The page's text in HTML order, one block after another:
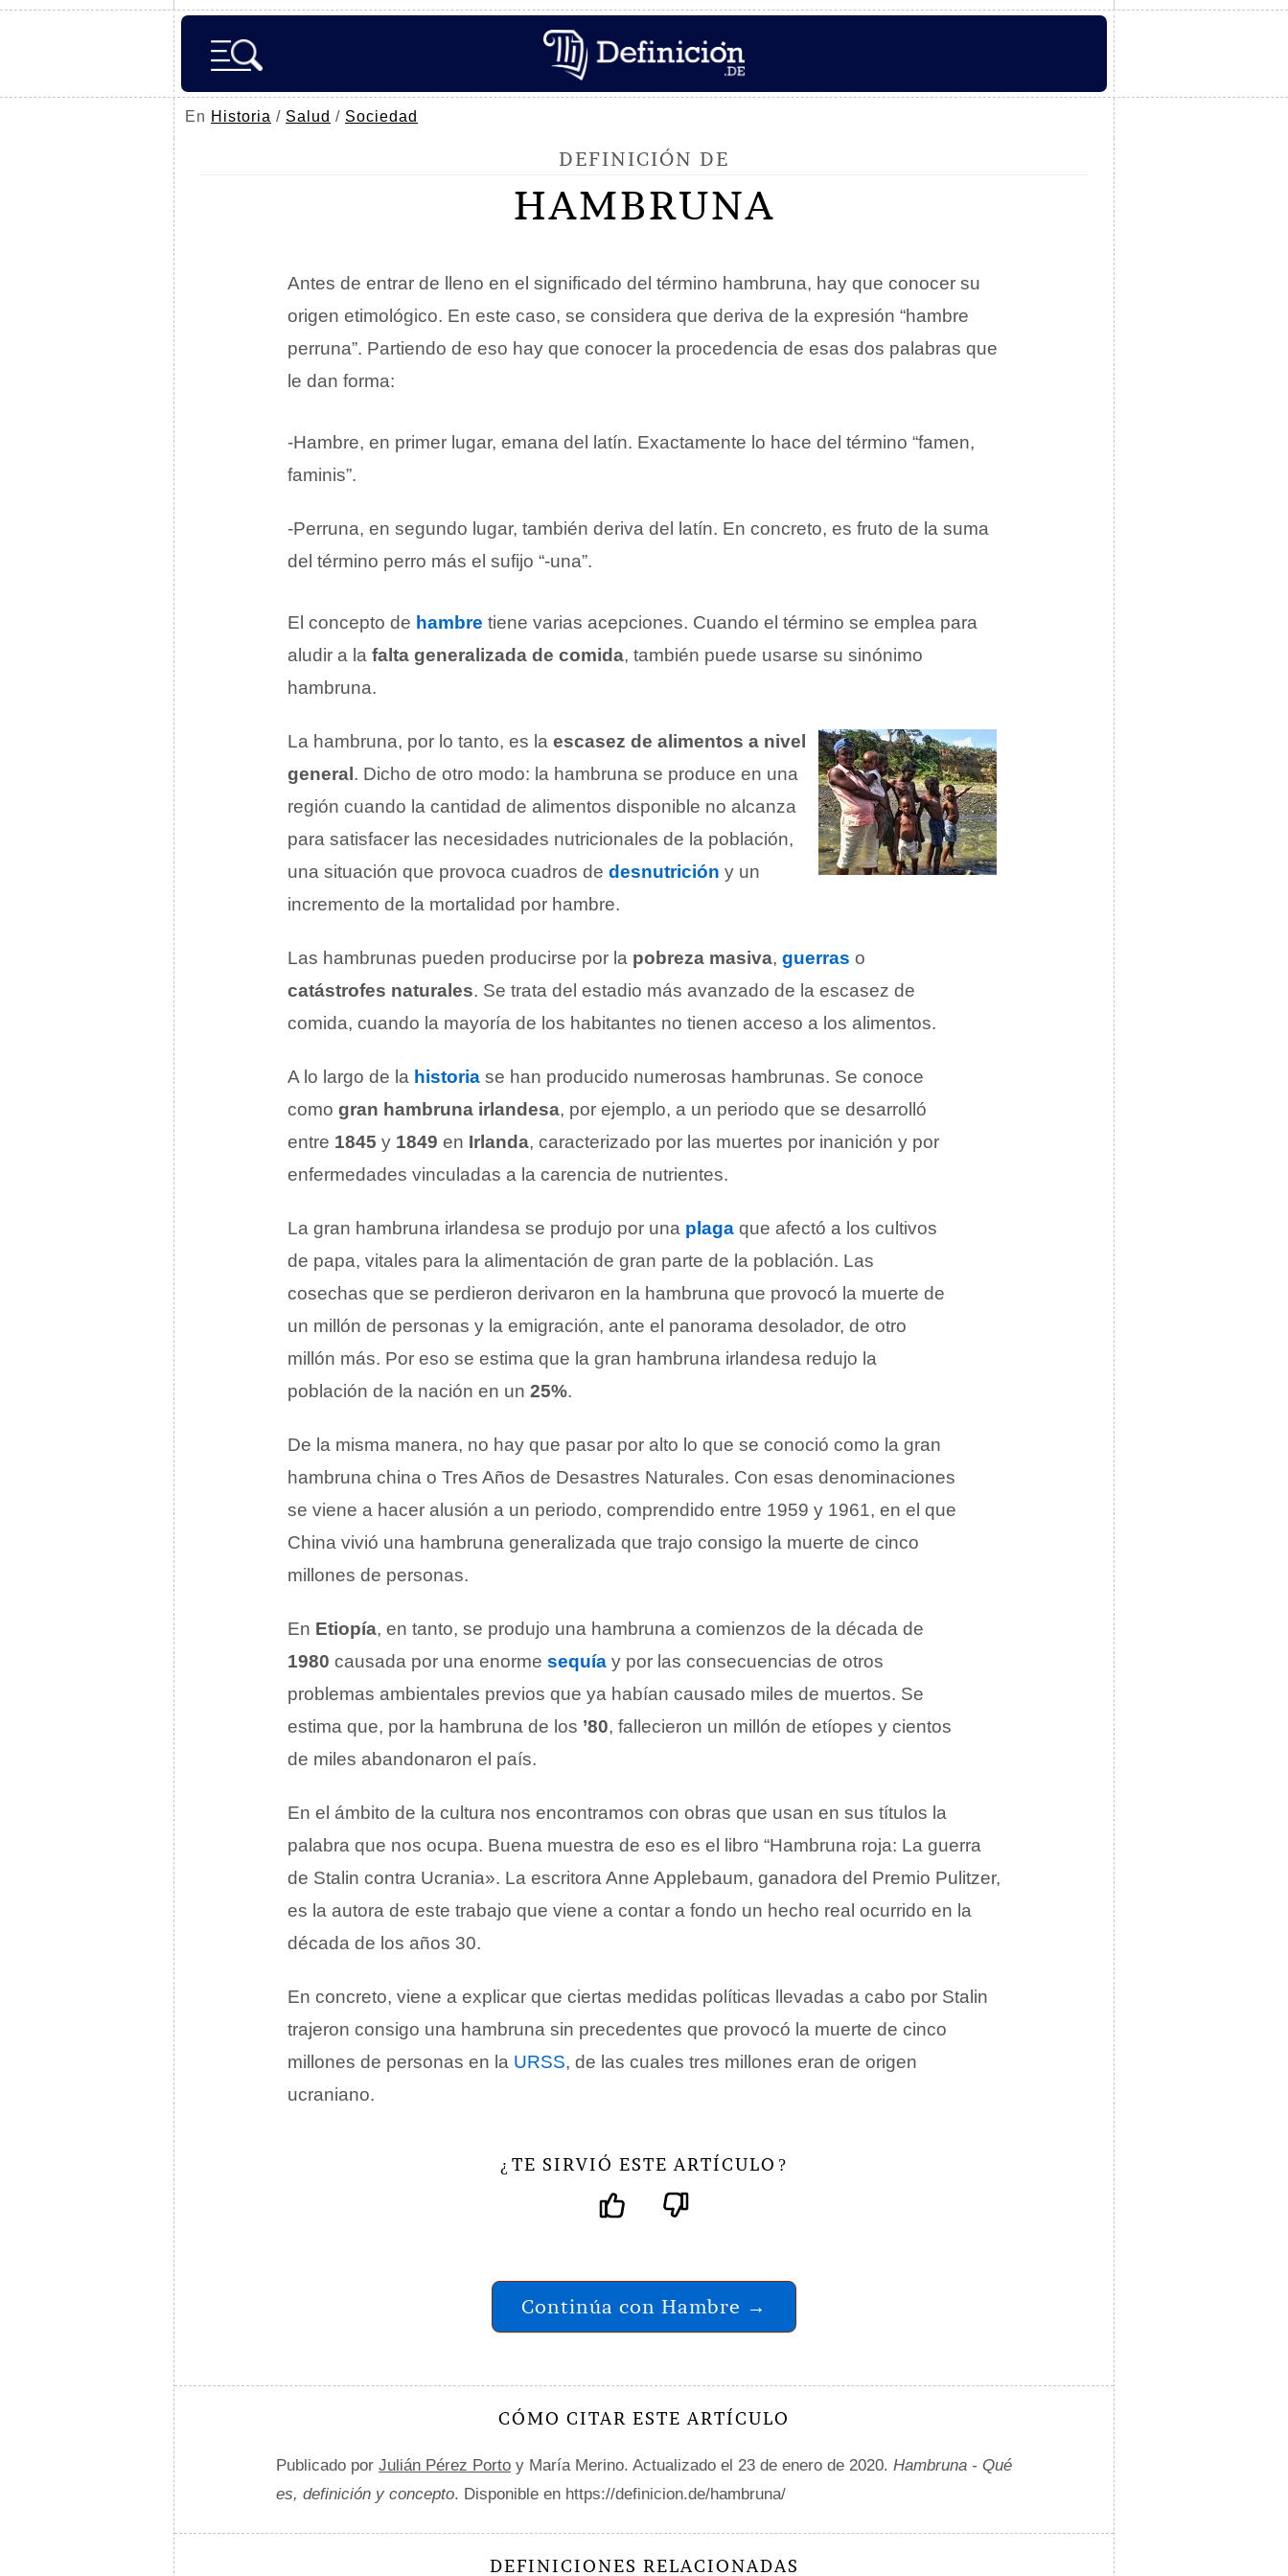
En Historia / Salud / Sociedad
DEFINICIÓN DE
HAMBRUNA
Antes de entrar de lleno en el significado del término hambruna, hay que conocer su
origen etimológico. En este caso, se considera que deriva de la expresión “hambre
perruna”. Partiendo de eso hay que conocer la procedencia de esas dos palabras que
le dan forma:
-Hambre, en primer lugar, emana del latín. Exactamente lo hace del término “famen,
faminis”.
-Perruna, en segundo lugar, también deriva del latín. En concreto, es fruto de la suma
del término perro más el sufijo “-una”.
El concepto de hambre tiene varias acepciones. Cuando el término se emplea para
aludir a la falta generalizada de comida, también puede usarse su sinónimo
hambruna.
La hambruna, por lo tanto, es la escasez de alimentos a nivel
general . Dicho de otro modo: la hambruna se produce en una
región cuando la cantidad de alimentos disponible no alcanza
para satisfacer las necesidades nutricionales de la población,
una situación que provoca cuadros de desnutrición y un
incremento de la mortalidad por hambre.
Las hambrunas pueden producirse por la pobreza masiva, guerras o
catástrofes naturales. Se trata del estadio más avanzado de la escasez de
comida, cuando la mayoría de los habitantes no tienen acceso a los alimentos.
A lo largo de la historia se han producido numerosas hambrunas. Se conoce
como gran hambruna irlandesa, por ejemplo, a un periodo que se desarrolló
entre 1845 y 1849 en Irlanda, caracterizado por las muertes por inanición y por
enfermedades vinculadas a la carencia de nutrientes.
La gran hambruna irlandesa se produjo por una plaga que afectó a los cultivos
de papa, vitales para la alimentación de gran parte de la población. Las
cosechas que se perdieron derivaron en la hambruna que provocó la muerte de
un millón de personas y la emigración, ante el panorama desolador, de otro
millón más. Por eso se estima que la gran hambruna irlandesa redujo la
población de la nación en un 25%.
De la misma manera, no hay que pasar por alto lo que se conoció como la gran
hambruna china o Tres Años de Desastres Naturales. Con esas denominaciones
se viene a hacer alusión a un periodo, comprendido entre 1959 y 1961, en el que
China vivió una hambruna generalizada que trajo consigo la muerte de cinco
millones de personas.
En Etiopía, en tanto, se produjo una hambruna a comienzos de la década de
1980 causada por una enorme sequía y por las consecuencias de otros
problemas ambientales previos que ya habían causado miles de muertos. Se
estima que, por la hambruna de los ’80, fallecieron un millón de etíopes y cientos
de miles abandonaron el país.
En el ámbito de la cultura nos encontramos con obras que usan en sus títulos la
palabra que nos ocupa. Buena muestra de eso es el libro “Hambruna roja: La guerra
de Stalin contra Ucrania». La escritora Anne Applebaum, ganadora del Premio Pulitzer,
es la autora de este trabajo que viene a contar a fondo un hecho real ocurrido en la
década de los años 30.
En concreto, viene a explicar que ciertas medidas políticas llevadas a cabo por Stalin
trajeron consigo una hambruna sin precedentes que provocó la muerte de cinco
millones de personas en la URSS, de las cuales tres millones eran de origen
ucraniano.
¿ TE SIRVIÓ ESTE ARTÍCULO ?
Continúa con Hambre →
CÓMO CITAR ESTE ARTÍCULO
Publicado por Julián Pérez Porto y María Merino. Actualizado el 23 de enero de 2020. Hambruna - Qué
es, definición y concepto. Disponible en https://definicion.de/hambruna/
DEFINICIONES RELACIONADAS